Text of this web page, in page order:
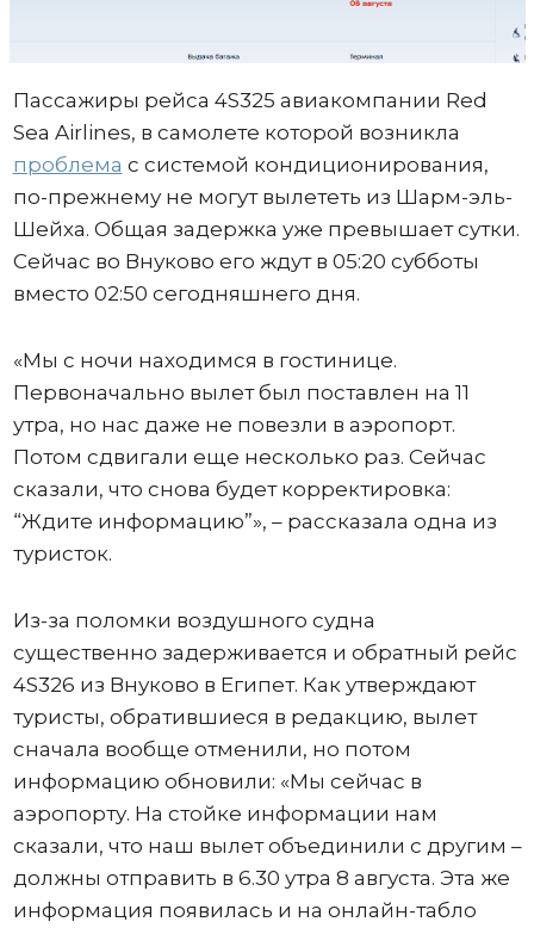
Пассажиры рейса 4S325 авиакомпании Red
Sea Airlines, в самолете которой возникла
проблема с системой кондиционирования,
по-прежнему не могут вылететь из Шарм-эль-
Шейха. Общая задержка уже превышает сутки.
Сейчас во Внуково его ждут в 05:20 субботы
вместо 02:50 сегодняшнего дня.
«Мы с ночи находимся в гостинице.
Первоначально вылет был поставлен на 11
утра, но нас даже не повезли в аэропорт.
Потом сдвигали еще несколько раз. Сейчас
сказали, что снова будет корректировка:
“Ждите информацию”», – рассказала одна из
туристок.
Из-за поломки воздушного судна
существенно задерживается и обратный рейс
4S326 из Внуково в Египет. Как утверждают
туристы, обратившиеся в редакцию, вылет
сначала вообще отменили, но потом
информацию обновили: «Мы сейчас в
аэропорту. На стойке информации нам
сказали, что наш вылет объединили с другим –
должны отправить в 6.30 утра 8 августа. Эта же
информация появилась и на онлайн-табло